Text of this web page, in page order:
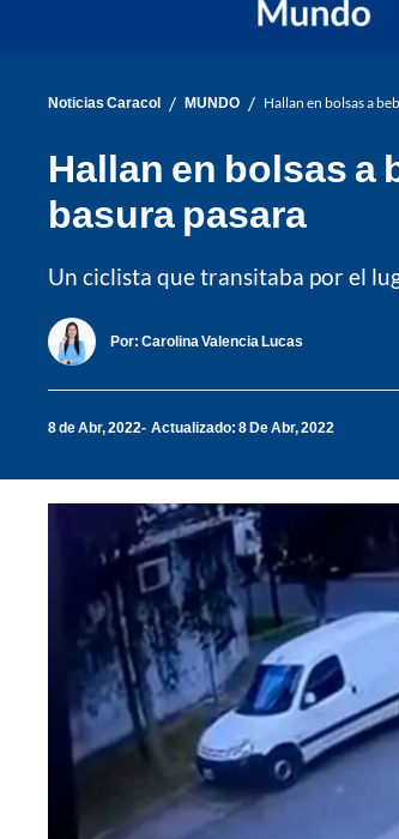
Noticias Caracol / MUNDO / Hallan en bolsas a
Hallan en bolsas a
basura pasara
Un ciclista que transitaba por el
Por: Carolina Valencia Lucas
8 de Abr, 2022 Actualizado: 8 De Abr, 2022